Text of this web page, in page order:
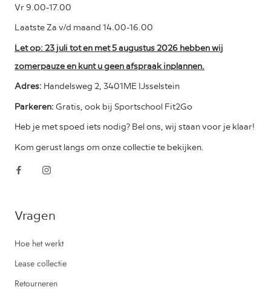
Vr 9.00-17.00
Laatste Za v/d maand 14.00-16.00
Let op: 23 juli tot en met 5 augustus 2026 hebben wij
zomerpauze en kunt u geen afspraak inplannen.
Adres: Handelsweg 2, 3401ME IJsselstein
Parkeren: Gratis, ook bij Sportschool Fit2Go
Heb je met spoed iets nodig? Bel ons, wij staan voor je klaar!
Kom gerust langs om onze collectie te bekijken.
Vragen
Hoe het werkt
Lease collectie
Retourneren